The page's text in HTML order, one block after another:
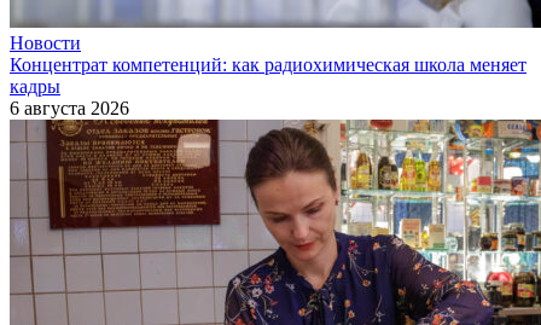
Новости
Концентрат компетенций: как радиохимическая школа меняет
кадры
6 августа 2026